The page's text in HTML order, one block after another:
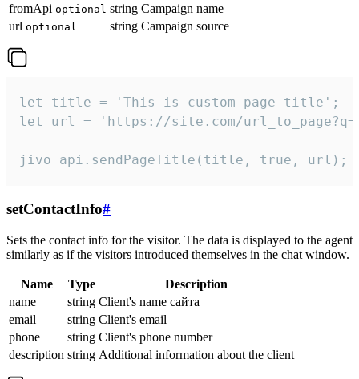
fromApi optional string Campaign name
url optional string Campaign source
let title = 'This is custom page title';
let url = 'https://site.com/
jivo_api.sendPageTitle(title, true, url);
setContactInfo#
Sets the contact info for the visitor. The data is displayed to the agent
similarly as if the visitors introduced themselves in the chat window.
Name Type
Description
name
string Client's name сайта
email
string Client's email
phone
string Client's phone number
description string Additional information about the client